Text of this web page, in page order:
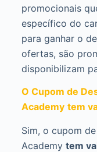
promocionais
específico do
para ganhar o
ofertas, são
disponibilizam
O Cupom de
Academy tem
Sim, o cupom
Academy tem